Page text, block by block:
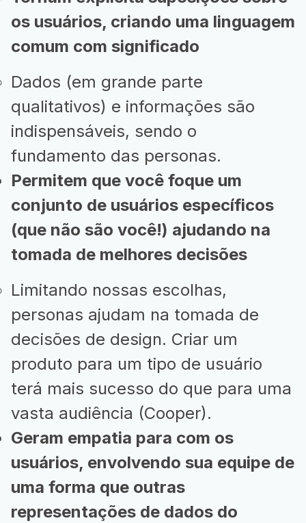
os usuários, criando uma linguagem
comum com significado
Dados (em grande parte
qualitativos) e informações são
indispensáveis, sendo o
fundamento das personas.
Permitem que você foque um
conjunto de usuários específicos
(que não são você!) ajudando na
tomada de melhores decisões
Limitando nossas escolhas,
personas ajudam na tomada de
decisões de design. Criar um
produto para um tipo de usuário
terá mais sucesso do que para uma
vasta audiência (Cooper).
Geram empatia para com os
usuários, envolvendo sua equipe de
uma forma que outras
representações de dados do